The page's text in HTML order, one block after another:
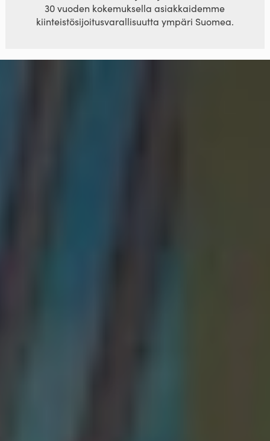
30 vuoden kokemuksella asiakkaidemme
kiinteistösijoitusvarallisuutta ympäri Suomea.